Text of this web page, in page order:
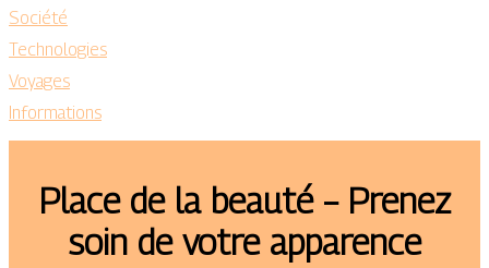
Société
Technologies
Voyages
Informations
Place de la beauté – Prenez
soin de votre apparence